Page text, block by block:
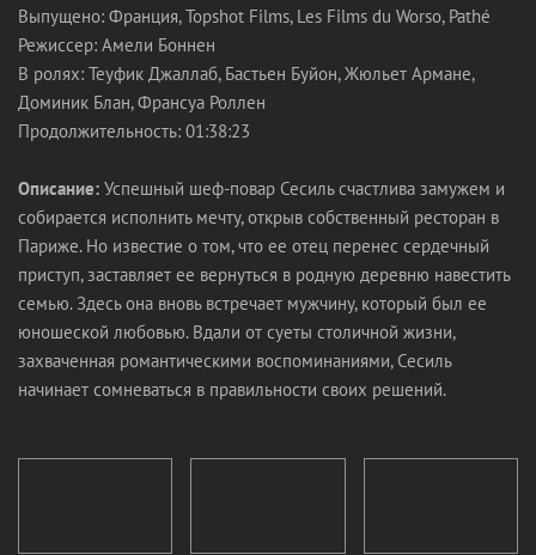
Выпущено: Франция, Topshot Films, Les Films du Worso, Pathé
Режиссер: Амели Боннен
В ролях: Теуфик Джаллаб, Бастьен Буйон, Жюльет Армане,
Доминик Блан, Франсуа Роллен
Продолжительность: 01:38:23
Описание: Успешный шеф-повар Сесиль счастлива замужем и
собирается исполнить мечту, открыв собственный ресторан в
Париже. Но известие о том, что ее отец перенес сердечный
приступ, заставляет ее вернуться в родную деревню навестить
семью. Здесь она вновь встречает мужчину, который был ее
юношеской любовью. Вдали от суеты столичной жизни,
захваченная романтическими воспоминаниями, Сесиль
начинает сомневаться в правильности своих решений.